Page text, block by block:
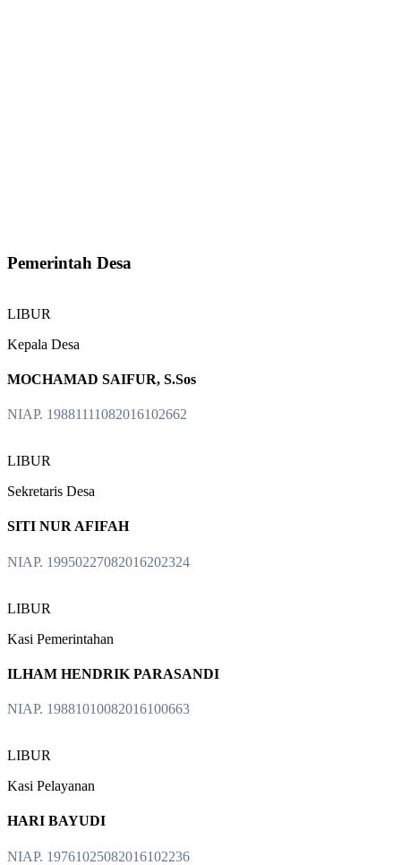
Pemerintah Desa
LIBUR
Kepala Desa
MOCHAMAD SAIFUR, S.Sos
NIAP. 19881111082016102662
LIBUR
Sekretaris Desa
SITI NUR AFIFAH
NIAP. 19950227082016202324
LIBUR
Kasi Pemerintahan
ILHAM HENDRIK PARASANDI
NIAP. 19881010082016100663
LIBUR
Kasi Pelayanan
HARI BAYUDI
NIAP. 19761025082016102236